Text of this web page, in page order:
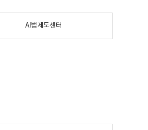
AI법제도센터